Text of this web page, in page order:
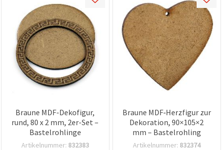
Braune MDF-Dekofigur,
rund, 80 x 2 mm, 2er-Set –
Bastelrohlinge
Artikelnummer: 832383
Braune MDF‑Herzfigur zur
Dekoration, 90×105×2
mm – Bastelrohling
Artikelnummer: 832374